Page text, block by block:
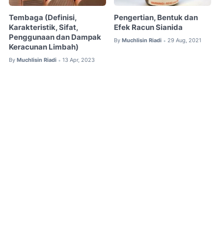
Tembaga (Definisi,
Karakteristik, Sifat,
Penggunaan dan Dampak
Keracunan Limbah)
By Muchlisin Riadi • 13 Apr, 2023
Pengertian, Bentuk dan
Efek Racun Sianida
By Muchlisin Riadi • 29 Aug, 2021